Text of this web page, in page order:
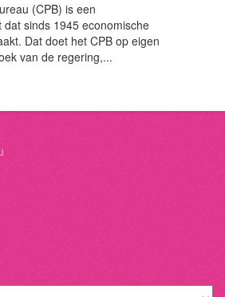
(CPB) is een
sinds 1945 economische
Dat doet het CPB op eigen
van de regering,...